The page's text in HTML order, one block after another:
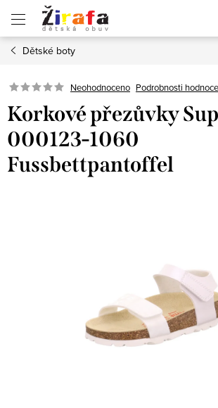
obsah
Dětské boty
Neohodnoceno Podrobnosti
Korkové přezůvky
000123-1060
Fussbettpantoffel